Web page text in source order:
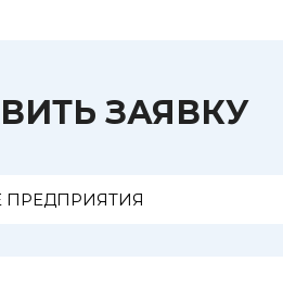
ЗАЯВКУ